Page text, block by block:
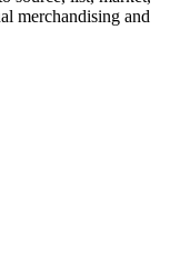
merchandising and